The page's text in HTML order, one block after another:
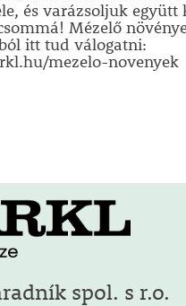
és varázsoljuk együtt
Mézelő
itt tud válogatni:
mezelo-novenyek
spol. s r.o.